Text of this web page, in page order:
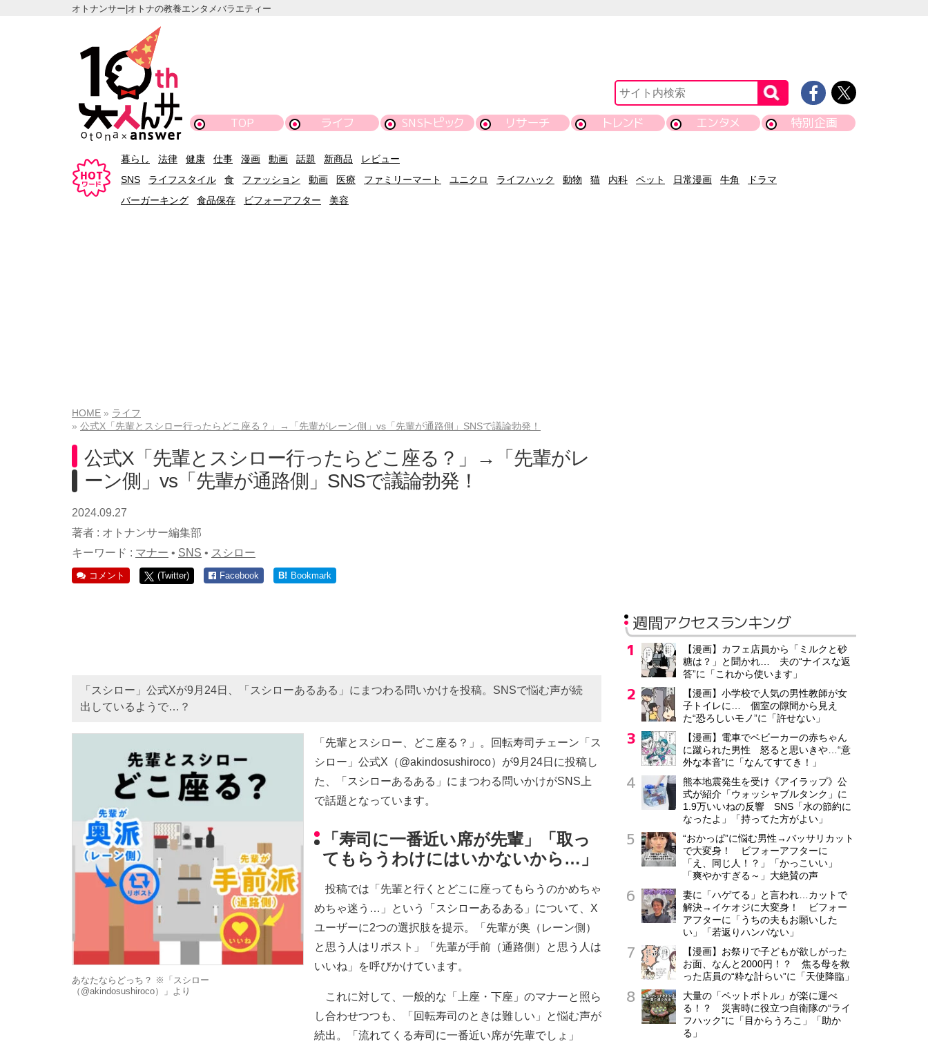
オトナンサー|オトナの教養エンタメバラエティー
TOP ライフ SNSトピック リサーチ トレンド エンタメ 特別企画
暮らし 法律 健康 仕事 漫画 動画 話題 新商品
レビュー
SNS
ライフスタイル 食 ファッション 動画 医療 ファミリーマート ユニクロ ライフハック 動物 猫 内科 ペット 日常漫画 牛角
ドラマ
バーガーキング
食品保存 ビフォーアフター 美容
HOME
ライフ
公式X「先輩とスシロー行ったらどこ座る？」→「先輩がレーン側」vs「先輩が通路側」SNSで議論勃発！
公式X「先輩とスシロー行ったらどこ座る？」→「先輩がレ
ーン側」vs「先輩が通路側」SNSで議論勃発！
2024.09.27
著者 : オトナンサー編集部
キーワード : マナー • SNS • スシロー
コメント (Twitter) Facebook B! Bookmark
「スシロー」公式Xが9月24日、「スシローあるある」にまつわる問いかけを投稿。SNSで悩む声が続
出しているようで…？
あなたならどっち？ ※「スシロー
（@akindosushiroco）」より
「先輩とスシロー、どこ座る？」。回転寿司チェーン「ス
シロー」公式X（@akindosushiroco）が9月24日に投稿し
た、「スシローあるある」にまつわる問いかけがSNS上
で話題となっています。
「寿司に一番近い席が先輩」「取っ
てもらうわけにはいかないから…」
投稿では「先輩と行くとどこに座ってもらうのかめちゃ
めちゃ迷う…」という「スシローあるある」について、X
ユーザーに2つの選択肢を提示。「先輩が奥（レーン側）
と思う人はリポスト」「先輩が手前（通路側）と思う人は
いいね」を呼びかけています。
これに対して、一般的な「上座・下座」のマナーと照ら
し合わせつつも、「回転寿司のときは難しい」と悩む声が
続出。「流れてくる寿司に一番近い席が先輩でしょ」
週間アクセスランキング
【漫画】カフェ店員から「ミルクと砂
糖は？」と聞かれ… 夫の“ナイスな返
答”に「これから使います」
【漫画】小学校で人気の男性教師が女
子トイレに… 個室の隙間から見え
た“恐ろしいモノ”に「許せない」
【漫画】電車でベビーカーの赤ちゃん
に蹴られた男性 怒ると思いきや…“意
外な本音”に「なんてすてき！」
熊本地震発生を受け《アイラップ》公
式が紹介「ウォッシャブルタンク」に
1.9万いいねの反響 SNS「水の節約に
なったよ」「持ってた方がよい」
“おかっぱ”に悩む男性→バッサリカット
で大変身！ ビフォーアフターに
「え、同じ人！？」「かっこいい」
「爽やかすぎる～」大絶賛の声
妻に「ハゲてる」と言われ…カットで
解決→イケオジに大変身！ ビフォー
アフターに「うちの夫もお願いした
い」「若返りハンパない」
【漫画】お祭りで子どもが欲しがった
お面、なんと2000円！？ 焦る母を救
った店員の“粋な計らい”に「天使降臨」
大量の「ペットボトル」が楽に運べ
る！？ 災害時に役立つ自衛隊の“ライ
フハック”に「目からうろこ」「助か
る」